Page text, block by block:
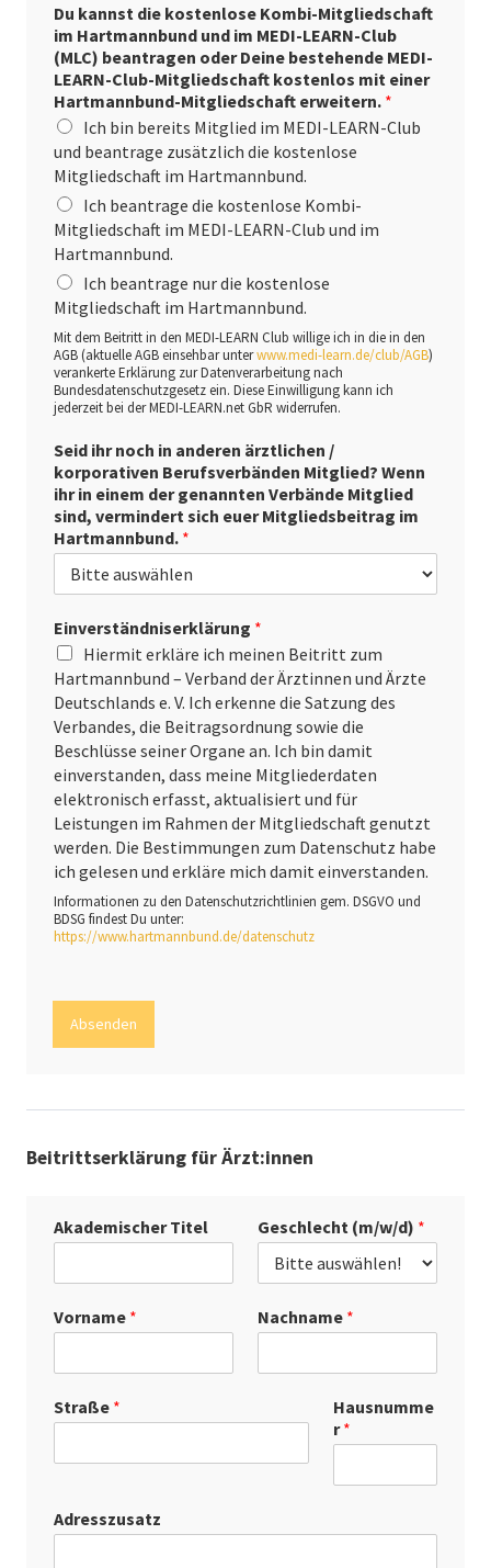
Du kannst die kostenlose Kombi-Mitgliedschaft
im Hartmannbund und im MEDI-LEARN-Club
(MLC) beantragen oder Deine bestehende MEDI-
LEARN-Club-Mitgliedschaft kostenlos mit einer
Hartmannbund-Mitgliedschaft erweitern. *
Ich bin bereits Mitglied im MEDI-LEARN-Club
und beantrage zusätzlich die kostenlose
Mitgliedschaft im Hartmannbund.
Ich beantrage die kostenlose Kombi-
Mitgliedschaft im MEDI-LEARN-Club und im
Hartmannbund.
Ich beantrage nur die kostenlose
Mitgliedschaft im Hartmannbund.
Mit dem Beitritt in den MEDI-LEARN Club willige ich in die in den
AGB (aktuelle AGB einsehbar unterwww.medi-learn.de/club/AGB)
verankerte Erklärung zur Datenverarbeitung nach
Bundesdatenschutzgesetz ein. Diese Einwilligung kann ich
jederzeit bei der MEDI-LEARN.net GbR widerrufen.
Seid ihr noch in anderen ärztlichen /
korporativen Berufsverbänden Mitglied? Wenn
ihr in einem der genannten Verbände Mitglied
sind, vermindert sich euer Mitgliedsbeitrag im
Hartmannbund. *
Einverständniserklärung *
Hiermit erkläre ich meinen Beitritt zum
Hartmannbund – Verband der Ärztinnen und Ärzte
Deutschlands e. V. Ich erkenne die Satzung des
Verbandes, die Beitragsordnung sowie die
Beschlüsse seiner Organe an. Ich bin damit
einverstanden, dass meine Mitgliederdaten
elektronisch erfasst, aktualisiert und für
Leistungen im Rahmen der Mitgliedschaft genutzt
werden. Die Bestimmungen zum Datenschutz habe
ich gelesen und erkläre mich damit einverstanden.
Informationen zu den Datenschutzrichtlinien gem. DSGVO und
BDSG findest Du unter:
https://www.hartmannbund.de/datenschutz
Absenden
Beitrittserklärung für Ärzt:innen
Akademischer Titel Geschlecht (m/w/d) *
Vorname * Nachname *
Straße *
Hausnumme
r*
Adresszusatz